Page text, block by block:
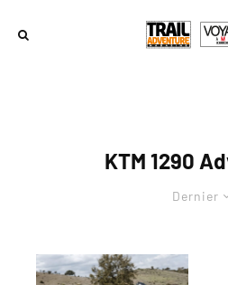
KTM 1290
Dernier